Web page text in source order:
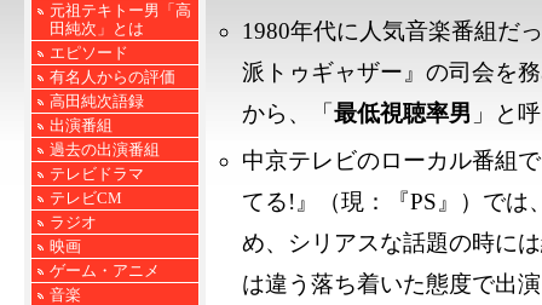
1980年代に人気音楽番組だ
派トゥギャザー』の司会を
から、「 最低視聴率男 」と
中京テレビのローカル番組
てる!』（現：『PS』）で
め、シリアスな話題の時に
は違う落ち着いた態度で出
元祖テキトー男「高
田純次」とは
エピソード
有名人からの評価
高田純次語録
出演番組
過去の出演番組
テレビドラマ
テレビCM
ラジオ
映画
ゲーム・アニメ
音楽